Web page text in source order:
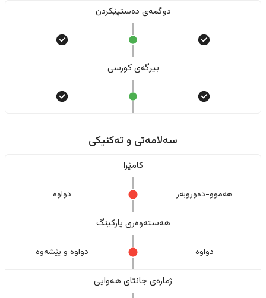
دوگمەی دەستپێکردن
بیرگەی کورسی
سەلامەتی و تەکنیکی
کامێرا
هەموو-دەوروبەر دواوە
هەستەوەری پارکینگ
دواوە دواوە و پێشەوە
ژمارەی جانتای هەوایی